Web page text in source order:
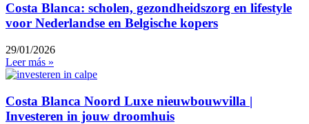
Costa Blanca: scholen, gezondheidszorg en lifestyle
voor Nederlandse en Belgische kopers
29/01/2026
Leer más »
Costa Blanca Noord Luxe nieuwbouwvilla |
Investeren in jouw droomhuis